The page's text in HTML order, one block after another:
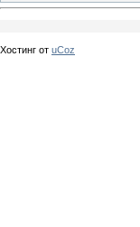
Хостинг от uCoz